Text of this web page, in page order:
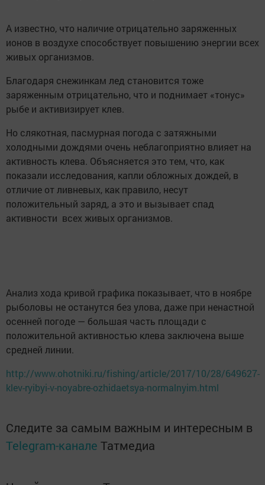
А известно, что наличие отрицательно заряженных
ионов в воздухе способствует повышению энергии всех
живых организмов.
Благодаря снежинкам лед становится тоже
заряженным отрицательно, что и поднимает «тонус»
рыбе и активизирует клев.
Но слякотная, пасмурная погода с затяжными
холодными дождями очень неблагоприятно влияет на
активность клева. Объясняется это тем, что, как
показали исследования, капли обложных дождей, в
отличие от ливневых, как правило, несут
положительный заряд, а это и вызывает спад
активности всех живых организмов.
Анализ хода кривой графика показывает, что в ноябре
рыболовы не останутся без улова, даже при ненастной
осенней погоде — большая часть площади с
положительной активностью клева заключена выше
средней линии.
http://www.ohotniki.ru/fishing/article/2017/10/28/649627-
klev-ryibyi-v-noyabre-ozhidaetsya-normalnyim.html
Следите за самым важным и интересным в
Telegram-канале Татмедиа